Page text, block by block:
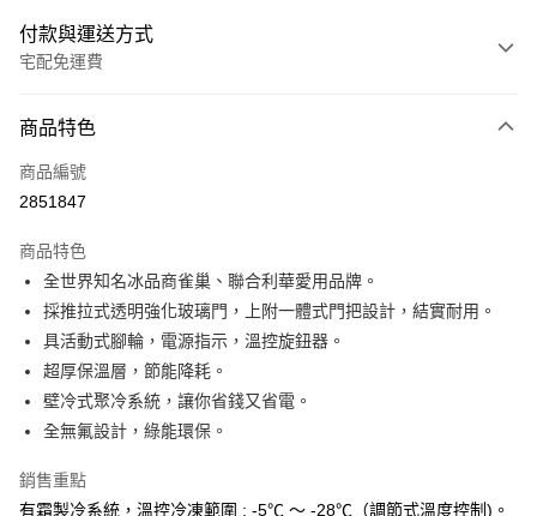
付款與運送方式
宅配免運費
信用卡一次付款
LINE Pay
街口支付
悠遊付
AFTEE先享後付
相關說明
【關於「AFTEE先享後付」】
AFTEE先享後付是「在收到商品之後才付款」的支付方式。 讓您購物簡單
１．簡單：不需註冊會員、不需綁卡、不需儲值。
２．便利：只要手機號碼，簡訊認證，即可結帳。
宅配(請注意配件不含在免運內)
商品特色
商品編號
2851847
商品特色
全世界知名冰品商雀巢、聯合利華愛用品牌。
採推拉式透明強化玻璃門，上附一體式門把設計，結實耐用。
具活動式腳輪，電源指示，溫控旋鈕器。
超厚保溫層，節能降耗。
壁冷式聚冷系統，讓你省錢又省電。
全無氟設計，綠能環保。
銷售重點
有霜製冷系統，溫控冷凍範圍 : -5℃ ～ -28℃（調節式溫度控制)。